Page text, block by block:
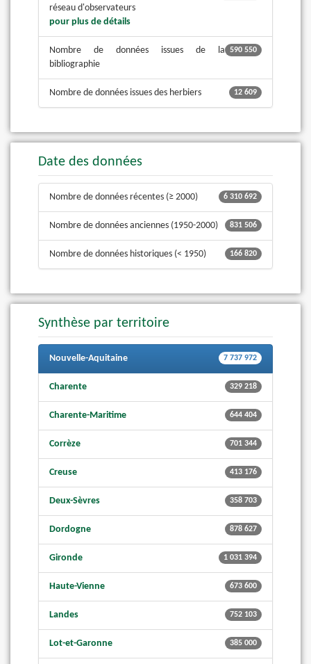
réseau d'observateurs
pour plus de détails
590 550
Nombre de données issues de la
bibliographie
12 609
Nombre de données issues des herbiers
Date des données
6 310 692
Nombre de données récentes (≥ 2000)
831 506
Nombre de données anciennes (1950-2000)
166 820
Nombre de données historiques (< 1950)
Synthèse par territoire
7 737 972
Nouvelle-Aquitaine
329 218
Charente
644 404
Charente-Maritime
701 344
Corrèze
413 176
Creuse
358 703
Deux-Sèvres
878 627
Dordogne
1 031 394
Gironde
673 600
Haute-Vienne
752 103
Landes
385 000
Lot-et-Garonne